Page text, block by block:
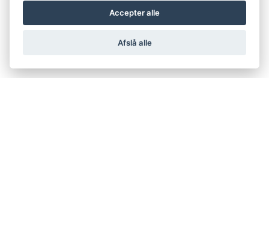
Accepter alle
Afslå alle